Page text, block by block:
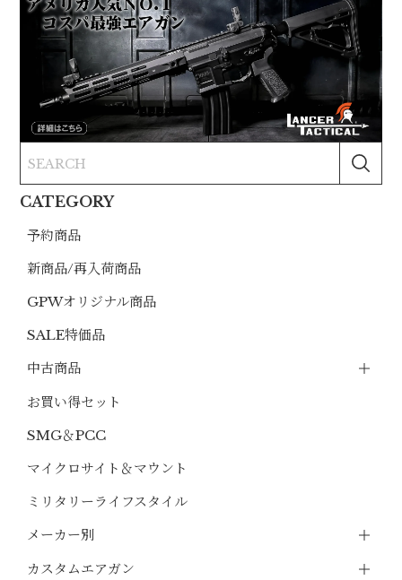
CATEGORY
予約商品
新商品/再入荷商品
GPWオリジナル商品
SALE特価品
中古商品
お買い得セット
SMG＆PCC
マイクロサイト＆マウント
ミリタリーライフスタイル
メーカー別
カスタムエアガン